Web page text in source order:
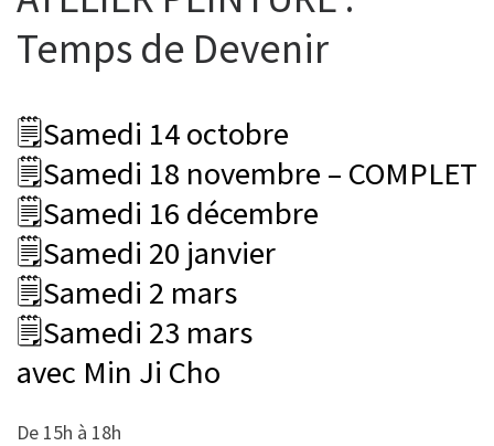
Temps de Devenir
🗒Samedi 14 octobre
🗒Samedi 18 novembre – COMPLET
🗒Samedi 16 décembre
🗒Samedi 20 janvier
🗒Samedi 2 mars
🗒Samedi 23 mars
avec Min Ji Cho
De 15h à 18h